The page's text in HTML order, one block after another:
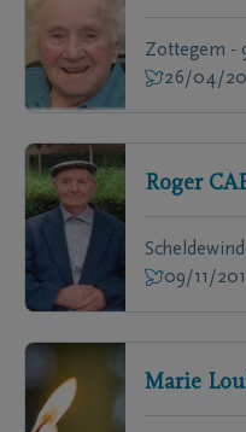
Zottegem -
26/04/
Roger
09/11/
Marie